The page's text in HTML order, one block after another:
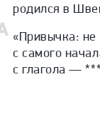
родился в
«Привычка: не
с самого
с глагола —